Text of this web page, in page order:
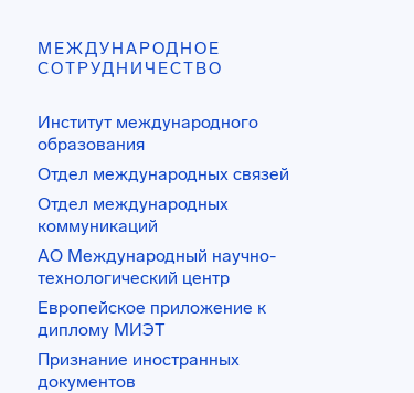
МЕЖДУНАРОДНОЕ
СОТРУДНИЧЕСТВО
Институт международного
образования
Отдел международных связей
Отдел международных
коммуникаций
АО Международный научно-
технологический центр
Европейское приложение к
диплому МИЭТ
Признание иностранных
документов